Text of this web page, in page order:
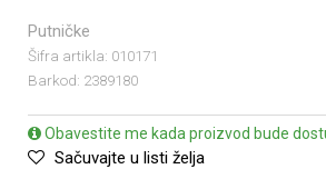
Putničke
Šifra artikla: 010171
Barkod: 2389180
Obavestite me kada proizvod bude
Sačuvajte u listi želja